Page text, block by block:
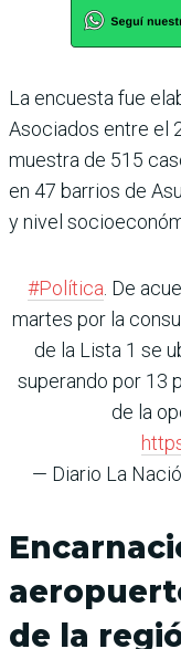
La encuesta fue
Asociados entre el
muestra de 515
en 47 barrios de
y nivel
#Política . De
martes por la
de la Lista 1 se
superando por 13
de la
— Diario La
de la